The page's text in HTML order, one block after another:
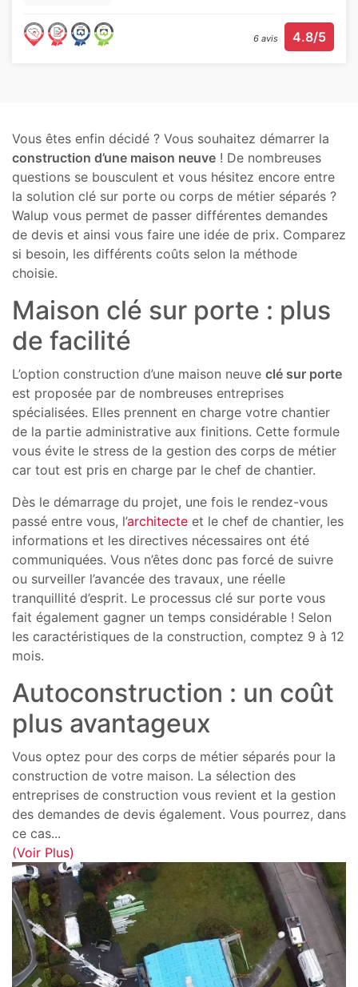
6 avis 4.8/5
Vous êtes enfin décidé ? Vous souhaitez démarrer la
construction d’une maison neuve ! De nombreuses
questions se bousculent et vous hésitez encore entre
la solution clé sur porte ou corps de métier séparés ?
Walup vous permet de passer différentes demandes
de devis et ainsi vous faire une idée de prix. Comparez
si besoin, les différents coûts selon la méthode
choisie.
Maison clé sur porte : plus
de facilité
L’option construction d’une maison neuve clé sur porte
est proposée par de nombreuses entreprises
spécialisées. Elles prennent en charge votre chantier
de la partie administrative aux finitions. Cette formule
vous évite le stress de la gestion des corps de métier
car tout est pris en charge par le chef de chantier.
Dès le démarrage du projet, une fois le rendez-vous
passé entre vous, l’architecte et le chef de chantier, les
informations et les directives nécessaires ont été
communiquées. Vous n’êtes donc pas forcé de suivre
ou surveiller l’avancée des travaux, une réelle
tranquillité d’esprit. Le processus clé sur porte vous
fait également gagner un temps considérable ! Selon
les caractéristiques de la construction, comptez 9 à 12
mois.
Autoconstruction : un coût
plus avantageux
Vous optez pour des corps de métier séparés pour la
construction de votre maison. La sélection des
entreprises de construction vous revient et la gestion
des demandes de devis également. Vous pourrez, dans
ce cas...
(Voir Plus)